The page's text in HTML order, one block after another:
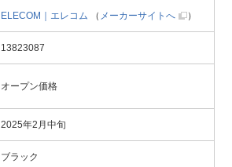
ELECOM｜エレコム （ メーカーサイトへ ）
13823087
オープン価格
2025年2月中旬
ブラック